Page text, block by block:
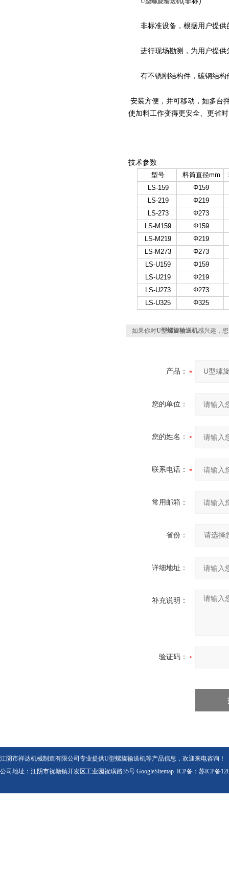
非标准设备，根据用户提
进行现场勘测，为用户提
有不锈刚结构件，碳钢结构
安装方便，并可移动，如多台
使加料工作变得更安全、更省
技术参数
型号 料筒直径mm
LS-159
Φ159
LS-219
Φ219
LS-273
Φ273
LS-M159
Φ159
LS-M219
Φ219
LS-M273
Φ273
LS-U159
Φ159
LS-U219
Φ219
LS-U273
Φ273
LS-U325
Φ325
如果你对U型螺旋输送机感兴趣，
产品：
您的单位：
您的姓名：
联系电话：
常用邮箱：
省份：
详细地址：
补充说明：
验证码：
江阴市祥达机械制造有限公司专业提供U型螺旋输送机等产品信息，欢迎来电咨询！
公司地址：江阴市祝塘镇开发区工业园祝璜路35号 GoogleSitemap ICP备： 苏ICP备